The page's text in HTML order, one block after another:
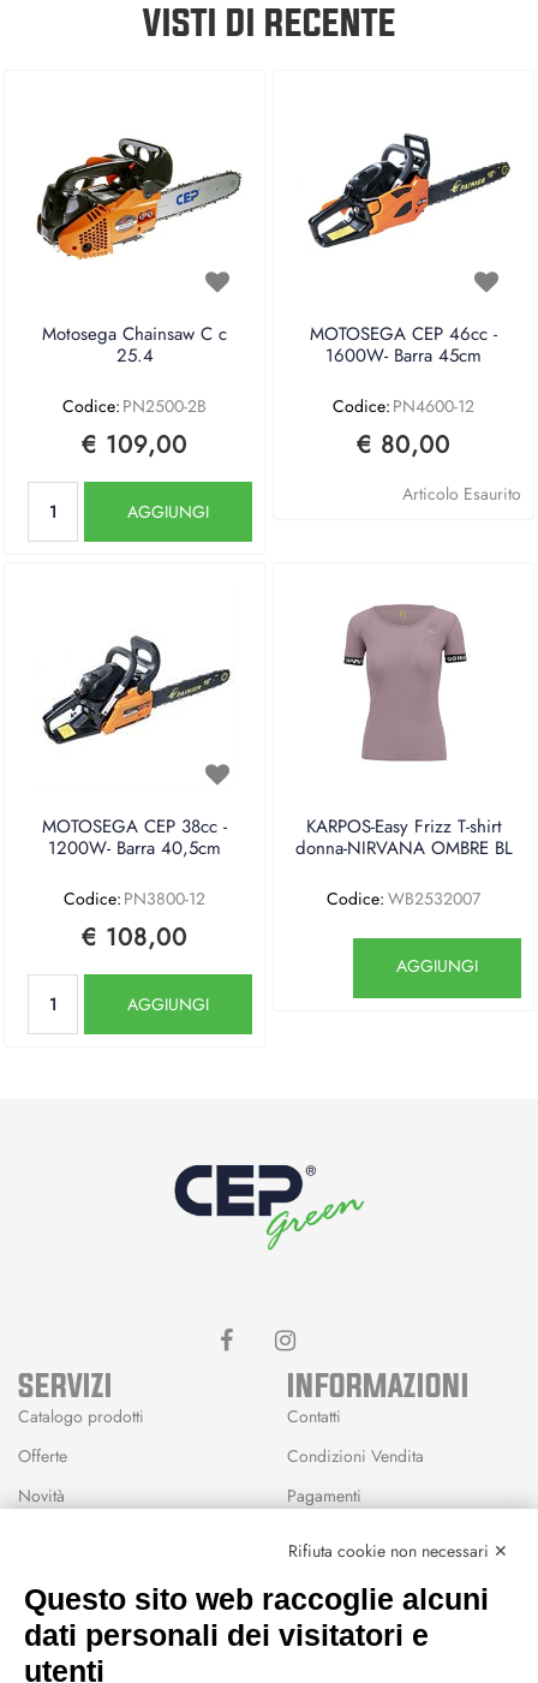
VISTI DI RECENTE
Motosega Chainsaw C c
25.4
Codice: PN2500-2B
€ 109,00
AGGIUNGI
MOTOSEGA CEP 46cc -
1600W- Barra 45cm
Codice: PN4600-12
€ 80,00
Articolo Esaurito
MOTOSEGA CEP 38cc -
1200W- Barra 40,5cm
Codice: PN3800-12
€ 108,00
AGGIUNGI
KARPOS-Easy Frizz T-shirt
donna-NIRVANA OMBRE BL
Codice: WB2532007
AGGIUNGI
SERVIZI
Catalogo prodotti
Offerte
Novità
Wishlist
INFORMAZIONI
Contatti
Condizioni Vendita
Pagamenti
CEP GREEN
Rifiuta cookie non necessari ✕
Questo sito web raccoglie alcuni
dati personali dei visitatori e
utenti